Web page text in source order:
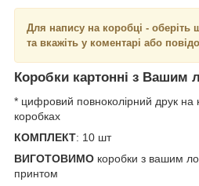
Для напису на коробці - оберіть
та вкажіть у коментарі або
Коробки картонні з Вашим
* цифровий повноколірний друк на
коробках
КОМПЛЕКТ: 10 шт
ВИГОТОВИМО коробки з вашим
принтом